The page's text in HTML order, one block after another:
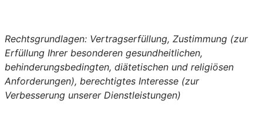
Rechtsgrundlagen: Vertragserfüllung, Zustimmung (zur
Erfüllung Ihrer besonderen gesundheitlichen,
behinderungsbedingten, diätetischen und religiösen
Anforderungen), berechtigtes Interesse (zur
Verbesserung unserer Dienstleistungen)